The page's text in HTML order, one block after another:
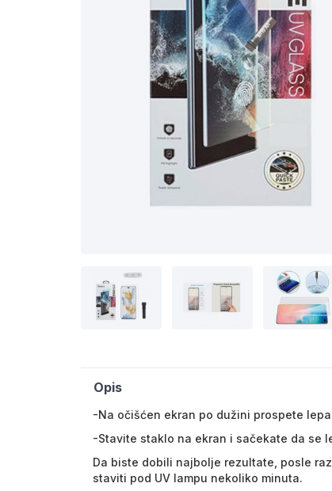
Opis
-Na očišćen ekran po dužini prospete
-Stavite staklo na ekran i sačekate da se
Da biste dobili najbolje rezultate, posle
staviti pod UV lampu nekoliko minuta.